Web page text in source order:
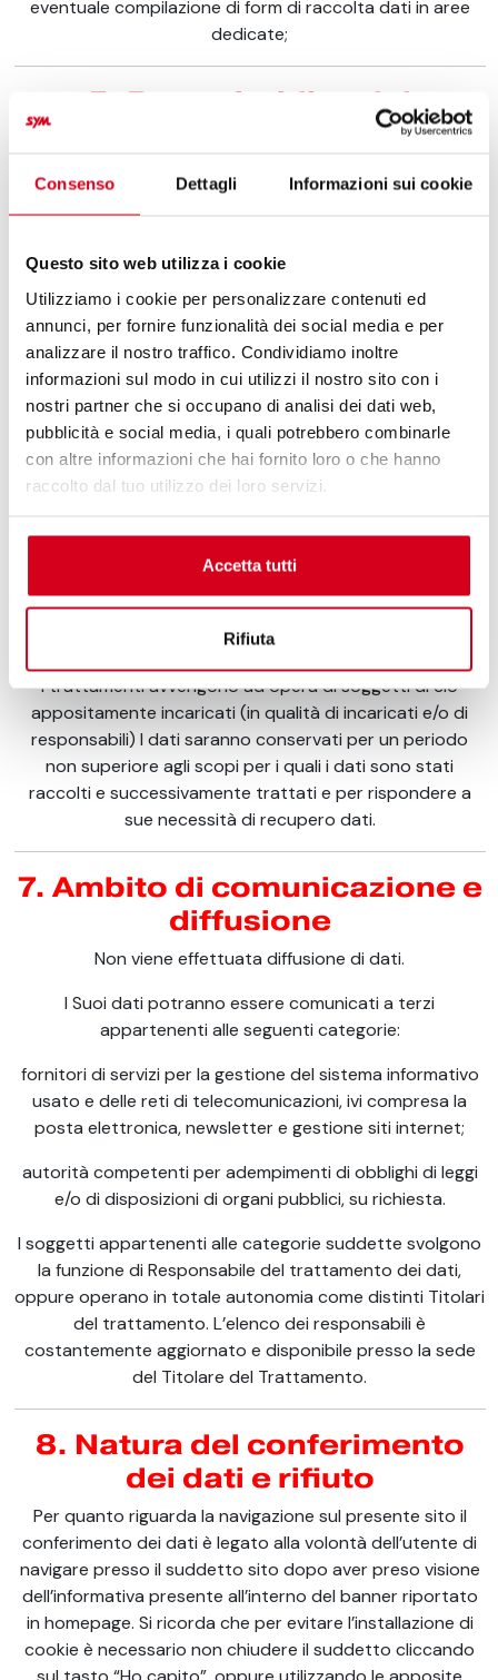
Consenso Dettagli Informazioni sui cookie
Questo sito web utilizza i cookie
Utilizziamo i cookie per personalizzare contenuti ed
annunci, per fornire funzionalità dei social media e per
analizzare il nostro traffico. Condividiamo inoltre
informazioni sul modo in cui utilizzi il nostro sito con i
nostri partner che si occupano di analisi dei dati web,
pubblicità e social media, i quali potrebbero combinarle
con altre informazioni che hai fornito loro o che hanno
raccolto dal tuo utilizzo dei loro servizi.
Accetta tutti
Rifiuta
eventuale compilazione di form di raccolta dati in aree
dedicate;
5. Base
giuridica del
Il trattamento viene effettuato in base alla sussistenza
del legittimo interesse in quanto esiste una relazione
trattamento motivata dal fatto che i trattamenti sopra
riportati vengono determinati dalla richiesta di contatto
o di iscrizione ai servizi da parte dell’utente. Al fondo dei
form di contatto viene indicata specifica informativa e
l’utente viene invitato a manifestare il proprio consenso
spuntando la specifica casella. L’assenza di tale
manifestazione di consenso non consente di poter inviare
la propria richiesta.
Conservazione
I trattamenti effettuati tramite l’ausilio di strumenti
cartacei /informatici con modalità e strumenti volti a
garantire la massima sicurezza e riservatezza, non
I trattamenti avvengono ad opera di soggetti di ciò
appositamente incaricati (in qualità di incaricati e/o di
responsabili) I dati saranno conservati per un periodo
non superiore agli scopi per i quali i dati sono stati
raccolti e successivamente trattati e per rispondere a
sue necessità di recupero dati.
7. Ambito di comunicazione e
diffusione
Non viene effettuata diffusione di dati.
I Suoi dati potranno essere comunicati a terzi
appartenenti alle seguenti categorie:
fornitori di servizi per la gestione del sistema informativo
usato e delle reti di telecomunicazioni, ivi compresa la
posta elettronica, newsletter e gestione siti internet;
autorità competenti per adempimenti di obblighi di leggi
e/o di disposizioni di organi pubblici, su richiesta.
I soggetti appartenenti alle categorie suddette svolgono
la funzione di Responsabile del trattamento dei dati,
oppure operano in totale autonomia come distinti Titolari
del trattamento. L’elenco dei responsabili è
costantemente aggiornato e disponibile presso la sede
del Titolare del Trattamento.
8. Natura del conferimento
dei dati e rifiuto
Per quanto riguarda la navigazione sul presente sito il
conferimento dei dati è legato alla volontà dell’utente di
navigare presso il suddetto sito dopo aver preso visione
dell’informativa presente all’interno del banner riportato
in homepage. Si ricorda che per evitare l’installazione di
cookie è necessario non chiudere il suddetto cliccando